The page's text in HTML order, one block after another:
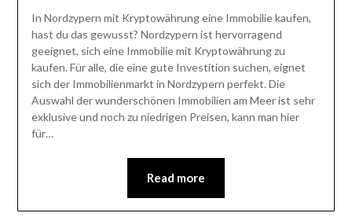
In Nordzypern mit Kryptowährung eine Immobilie kaufen,
hast du das gewusst? Nordzypern ist hervorragend
geeignet, sich eine Immobilie mit Kryptowährung zu
kaufen. Für alle, die eine gute Investition suchen, eignet
sich der Immobilienmarkt in Nordzypern perfekt. Die
Auswahl der wunderschönen Immobilien am Meer ist sehr
exklusive und noch zu niedrigen Preisen, kann man hier
für…
Read more